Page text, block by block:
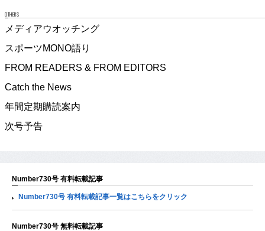
OTHERS
メディアウオッチング
スポーツMONO語り
FROM READERS & FROM EDITORS
Catch the News
年間定期購読案内
次号予告
Number730号 有料転載記事
Number730号 有料転載記事一覧はこちらをクリック
Number730号 無料転載記事